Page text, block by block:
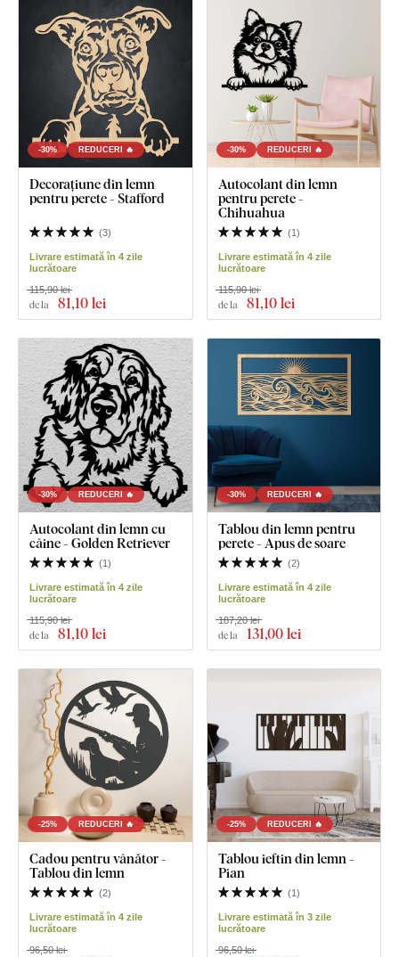
-30% REDUCERI 🔥
Decorațiune din lemn
pentru perete - Stafford
(3)
Livrare estimată în 4 zile
lucrătoare
de la 81,10 lei
115,90 lei
-30% REDUCERI 🔥
Autocolant din lemn
pentru perete -
Chihuahua
(1)
Livrare estimată în 4 zile
lucrătoare
de la 81,10 lei
115,90 lei
-30% REDUCERI 🔥
Autocolant din lemn cu
câine - Golden Retriever
(1)
Livrare estimată în 4 zile
lucrătoare
de la 81,10 lei
115,90 lei
-30% REDUCERI 🔥
Tablou din lemn pentru
perete - Apus de soare
(2)
Livrare estimată în 4 zile
lucrătoare
de la 131,00 lei
187,20 lei
-25% REDUCERI 🔥
Cadou pentru vânător -
Tablou din lemn
(2)
Livrare estimată în 4 zile
lucrătoare
96,50 lei
-25% REDUCERI 🔥
Tablou ieftin din lemn -
Pian
(1)
Livrare estimată în 3 zile
lucrătoare
96,50 lei